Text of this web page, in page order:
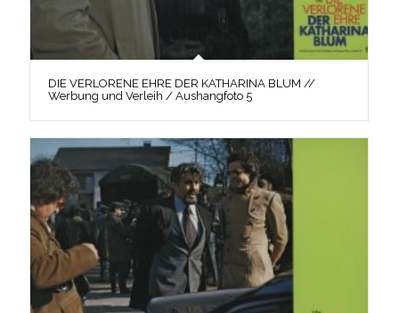
DIE VERLORENE EHRE DER KATHARINA BLUM //
Werbung und Verleih / Aushangfoto 5